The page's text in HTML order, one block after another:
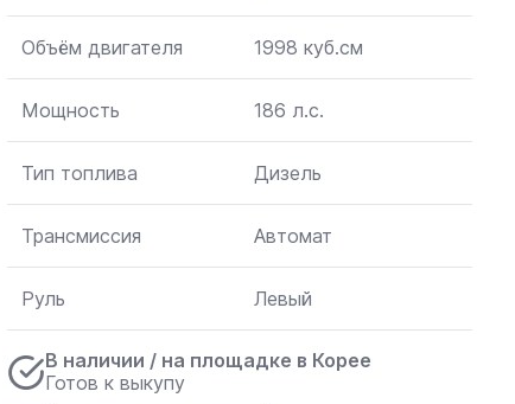
Объём двигателя 1998 куб.см
Мощность 186 л.с.
Тип топлива Дизель
Трансмиссия Автомат
Руль Левый
В наличии / на площадке в Корее
Готов к выкупу